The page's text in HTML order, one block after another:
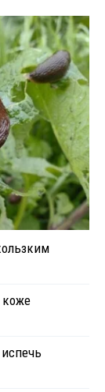
коже